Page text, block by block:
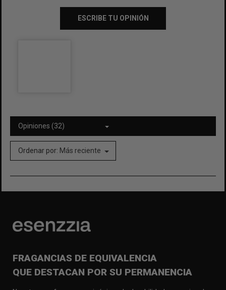
ESCRIBE TU OPINIÓN
Opiniones (32)
Ordenar por: Más reciente
FRAGANCIAS DE EQUIVALENCIA
QUE DESTACAN POR SU PERMANENCIA